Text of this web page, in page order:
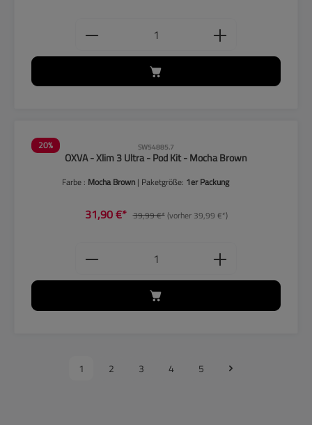
Produkt Anzahl: Gib den
20% SW54885.7
OXVA - Xlim 3 Ultra - Pod Kit - Mocha Brown
Farbe : Mocha Brown | Paketgröße: 1er Packung
31,90 €* 39,99 €*(vorher 39,99 €*)
Produkt Anzahl: Gib den
1 2 3 4 5